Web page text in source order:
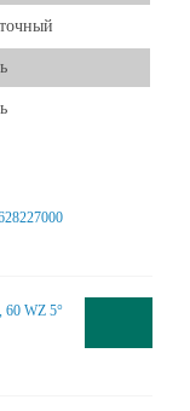
60 WZ 5°